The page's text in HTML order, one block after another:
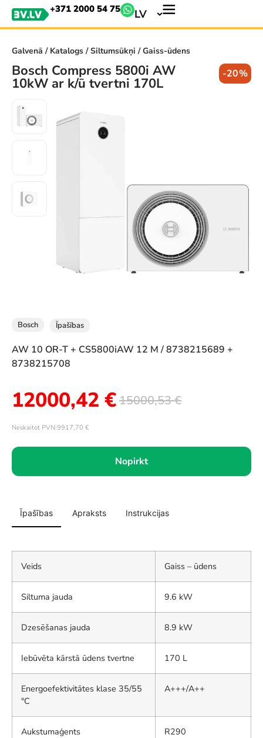
+371 2000 54 75 LV
Galvenā / Katalogs/Siltumsūkņi / Gaiss-ūdens
Bosch Compress 5800i AW
10kW ar k/ū tvertni 170L
-20%
Bosch Īpašības
AW 10 OR-T + CS5800iAW 12 M / 8738215689 +
8738215708
15000,53€
12000,42 €
Neskaitot PVN:9917,70 €
Nopirkt
Īpašības Apraksts Instrukcijas
Veids Gaiss – ūdens
Siltuma jauda 9.6 kW
Dzesēšanas jauda 8.9 kW
Iebūvēta kārstā ūdens tvertne 170 L
Energoefektivitātes klase 35/55
°C
A+++/A++
Aukstumaģents R290